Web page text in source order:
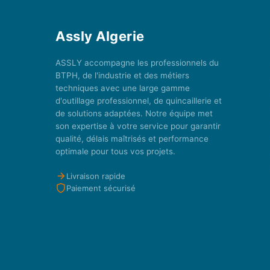
Assly Algerie
ASSLY accompagne les professionnels du
BTPH, de l'industrie et des métiers
techniques avec une large gamme
d'outillage professionnel, de quincaillerie et
de solutions adaptées. Notre équipe met
son expertise à votre service pour garantir
qualité, délais maîtrisés et performance
optimale pour tous vos projets.
Livraison rapide
Paiement sécurisé